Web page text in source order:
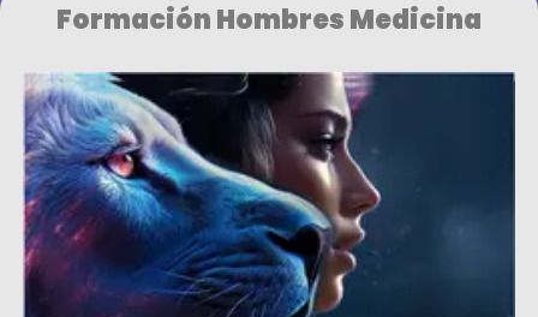
Formación Hombres Medicina